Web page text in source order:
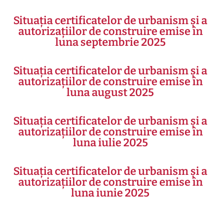
Situația certificatelor de urbanism și a
autorizațiilor de construire emise în
luna septembrie 2025
Situația certificatelor de urbanism și a
autorizațiilor de construire emise în
luna august 2025
Situația certificatelor de urbanism și a
autorizațiilor de construire emise în
luna iulie 2025
Situația certificatelor de urbanism și a
autorizațiilor de construire emise în
luna iunie 2025